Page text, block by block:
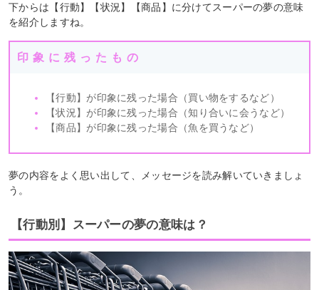
下からは【行動】【状況】【商品】に分けてスーパーの夢の意味
を紹介しますね。
印象に残ったもの
【行動】が印象に残った場合（買い物をするなど）
【状況】が印象に残った場合（知り合いに会うなど）
【商品】が印象に残った場合（魚を買うなど）
夢の内容をよく思い出して、メッセージを読み解いていきましょ
う。
【行動別】スーパーの夢の意味は？